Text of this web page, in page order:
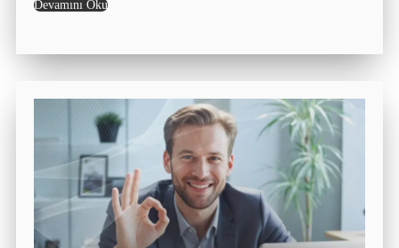
Devamını Oku